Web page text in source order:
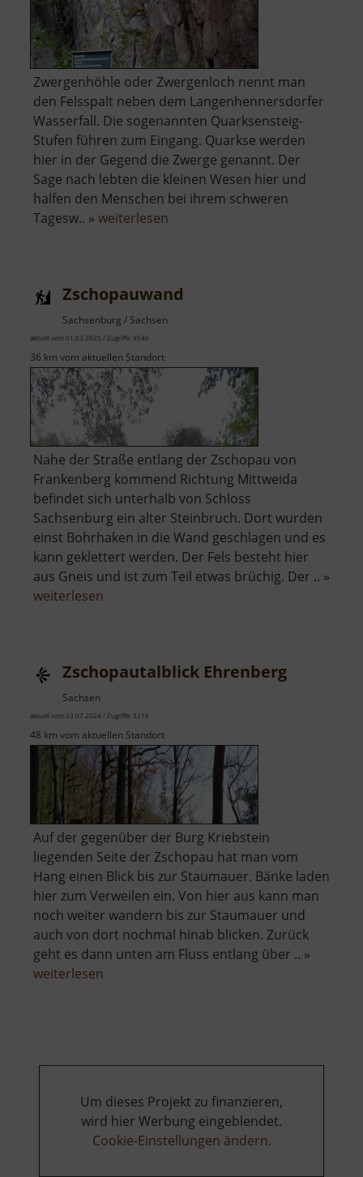
Zwergenhöhle oder Zwergenloch nennt man
den Felsspalt neben dem Langenhennersdorfer
Wasserfall. Die sogenannten Quarksensteig-
Stufen führen zum Eingang. Quarkse werden
hier in der Gegend die Zwerge genannt. Der
Sage nach lebten die kleinen Wesen hier und
halfen den Menschen bei ihrem schweren
Tagesw.. » weiterlesen
Zschopauwand
Sachsenburg / Sachsen
aktuell vom 01.03.2025 / Zugriffe: 9540
36 km vom aktuellen Standort
Nahe der Straße entlang der Zschopau von
Frankenberg kommend Richtung Mittweida
befindet sich unterhalb von Schloss
Sachsenburg ein alter Steinbruch. Dort wurden
einst Bohrhaken in die Wand geschlagen und es
kann geklettert werden. Der Fels besteht hier
aus Gneis und ist zum Teil etwas brüchig. Der .. »
weiterlesen
Zschopautalblick Ehrenberg
Sachsen
aktuell vom 23.07.2024 / Zugriffe: 3216
48 km vom aktuellen Standort
Auf der gegenüber der Burg Kriebstein
liegenden Seite der Zschopau hat man vom
Hang einen Blick bis zur Staumauer. Bänke laden
hier zum Verweilen ein. Von hier aus kann man
noch weiter wandern bis zur Staumauer und
auch von dort nochmal hinab blicken. Zurück
geht es dann unten am Fluss entlang über .. »
weiterlesen
Um dieses Projekt zu finanzieren,
wird hier Werbung eingeblendet.
Cookie-Einstellungen ändern.